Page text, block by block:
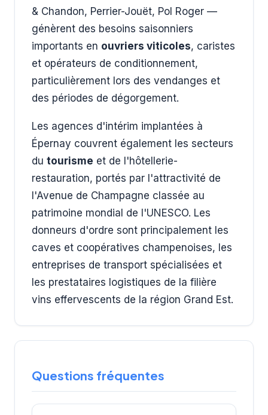
& Chandon, Perrier-Jouët, Pol Roger —
génèrent des besoins saisonniers
importants en ouvriers viticoles, caristes
et opérateurs de conditionnement,
particulièrement lors des vendanges et
des périodes de dégorgement.
Les agences d'intérim implantées à
Épernay couvrent également les secteurs
du tourisme et de l'hôtellerie-
restauration, portés par l'attractivité de
l'Avenue de Champagne classée au
patrimoine mondial de l'UNESCO. Les
donneurs d'ordre sont principalement les
caves et coopératives champenoises, les
entreprises de transport spécialisées et
les prestataires logistiques de la filière
vins effervescents de la région Grand Est.
Questions fréquentes